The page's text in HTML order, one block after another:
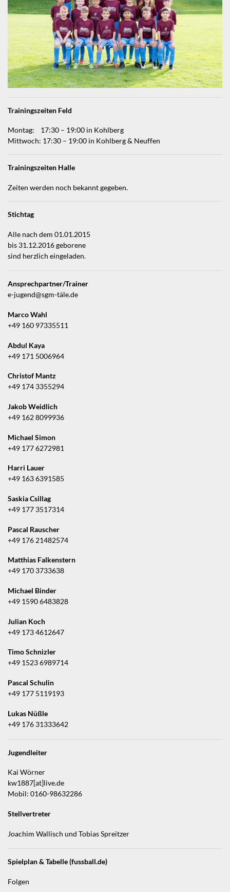
Trainingszeiten Feld
Montag: 17:30 – 19:00 in Kohlberg
Mittwoch: 17:30 – 19:00 in Kohlberg & Neuffen
Trainingszeiten Halle
Zeiten werden noch bekannt gegeben.
Stichtag
Alle nach dem 01.01.2015
bis 31.12.2016 geborene
sind herzlich eingeladen.
Ansprechpartner/Trainer
e-jugend@sgm-täle.de
Marco Wahl
+49 160 97335511
Abdul Kaya
+49 171 5006964
Christof Mantz
+49 174 3355294
Jakob Weidlich
+49 162 8099936
Michael Simon
+49 177 6272981
Harri Lauer
+49 163 6391585
Saskia Csillag
+49 177 3517314
Pascal Rauscher
+49 176 21482574
Matthias Falkenstern
+49 170 3733638
Michael Binder
+49 1590 6483828
Julian Koch
+49 173 4612647
Timo Schnizler
+49 1523 6989714
Pascal Schulin
+49 177 5119193
Lukas Nüßle
+49 176 31333642
Jugendleiter
Kai Wörner
kw1887[at]live.de
Mobil: 0160-98632286
Stellvertreter
Joachim Wallisch und Tobias Spreitzer
Spielplan & Tabelle (fussball.de)
Folgen